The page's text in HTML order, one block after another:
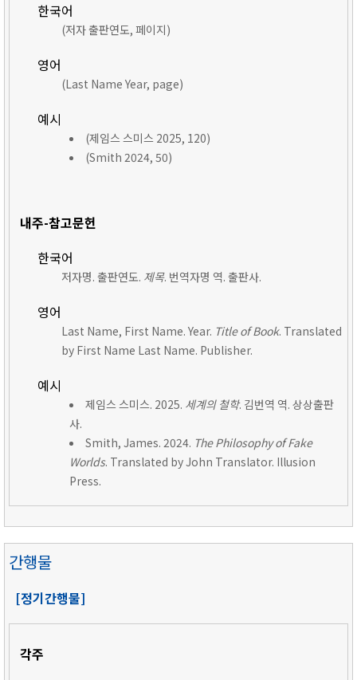
한국어
(저자 출판연도, 페이지)
영어
(Last Name Year, page)
예시
(제임스 스미스 2025, 120)
(Smith 2024, 50)
내주-참고문헌
한국어
저자명. 출판연도. 제목. 번역자명 역. 출판사.
영어
Last Name, First Name. Year. Title of Book. Translated
by First Name Last Name. Publisher.
예시
제임스 스미스. 2025. 세계의 철학. 김번역 역. 상상출판
사.
Smith, James. 2024. The Philosophy of Fake
Worlds. Translated by John Translator. Illusion
Press.
간행물
[정기간행물]
각주